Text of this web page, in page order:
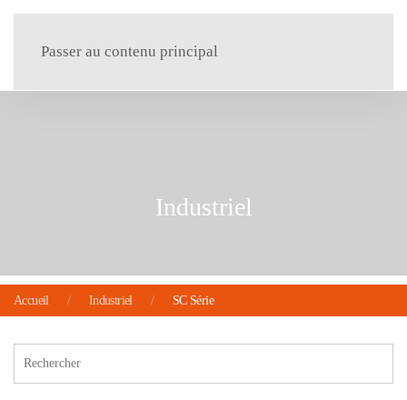
Passer au contenu principal
Menu
Industriel
Accueil Industriel SC Série